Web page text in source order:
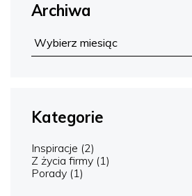
Archiwa
Kategorie
Inspiracje (2)
Z życia firmy (1)
Porady (1)